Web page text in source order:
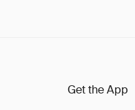
Get the App